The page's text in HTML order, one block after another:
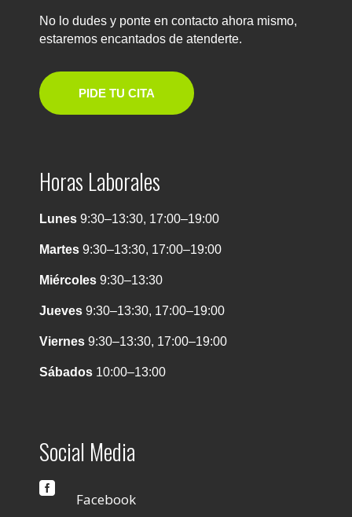
No lo dudes y ponte en contacto ahora mismo,
estaremos encantados de atenderte.
PIDE TU CITA
Horas Laborales
Lunes 9:30–13:30, 17:00–19:00
Martes 9:30–13:30, 17:00–19:00
Miércoles 9:30–13:30
Jueves 9:30–13:30, 17:00–19:00
Viernes 9:30–13:30, 17:00–19:00
Sábados 10:00–13:00
Social Media

Facebook